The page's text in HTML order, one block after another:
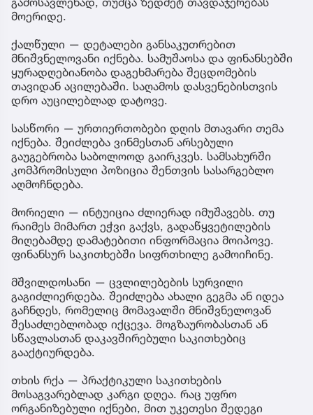
მოერიდე.
ქალწული — დეტალები განსაკუთრებით
მნიშვნელოვანი იქნება. სამუშაოსა და ფინანსებში
ყურადღებიანობა დაგეხმარება შეცდომების
თავიდან აცილებაში. საღამოს დასვენებისთვის
დრო აუცილებლად დატოვე.
სასწორი — ურთიერთობები დღის მთავარი თემა
იქნება. შეიძლება ვინმესთან არსებული
გაუგებრობა საბოლოოდ გაირკვეს. სამსახურში
კომპრომისული პოზიცია შენთვის სასარგებლო
აღმოჩნდება.
მორიელი — ინტუიცია ძლიერად იმუშავებს. თუ
რაიმეს მიმართ ეჭვი გაქვს, გადაწყვეტილების
მიღებამდე დამატებითი ინფორმაცია მოიპოვე.
ფინანსურ საკითხებში სიფრთხილე გამოიჩინე.
მშვილდოსანი — ცვლილებების სურვილი
გაგიძლიერდება. შეიძლება ახალი გეგმა ან იდეა
გაჩნდეს, რომელიც მომავალში მნიშვნელოვან
შესაძლებლობად იქცევა. მოგზაურობასთან ან
სწავლასთან დაკავშირებული საკითხებიც
გააქტიურდება.
თხის რქა — პრაქტიკული საკითხების
მოსაგვარებლად კარგი დღეა. რაც უფრო
ორგანიზებული იქნები, მით უკეთესი შედეგი